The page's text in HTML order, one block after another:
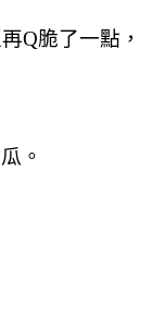
Q脆了一點，
。